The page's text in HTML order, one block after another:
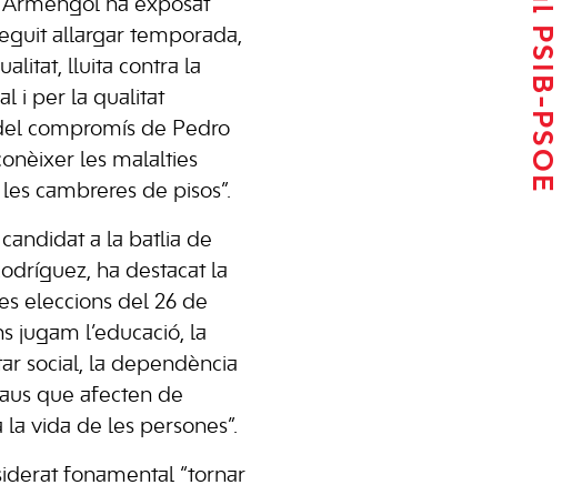
Armengol ha exposat
allargar temporada,
lluita contra la
i per la qualitat
compromís de Pedro
les malalties
cambreres de pisos”.
a la batlia de
ha destacat la
eleccions del 26 de
jugam l’educació, la
social, la dependència
que afecten de
vida de les persones”.
fonamental “tornar